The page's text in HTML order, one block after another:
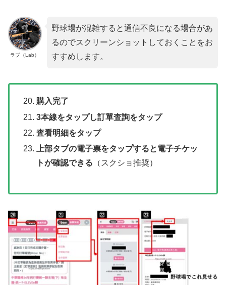
ラブ（Lab）
野球場が混雑すると通信不良になる場合があ
るのでスクリーンショットしておくことをお
すすめします。
購入完了
3本線をタップし訂單査詢をタップ
査看明細をタップ
上部タブの電子票をタップすると電子チケッ
トが確認できる （スクショ推奨）